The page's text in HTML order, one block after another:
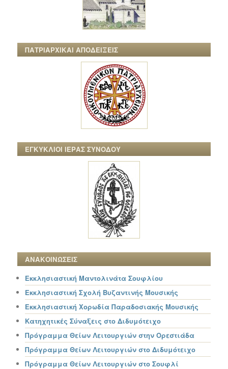
ΠΑΤΡΙΑΡΧΙΚΑΙ ΑΠΟΔΕΙΞΕΙΣ
ΕΓΚΥΚΛΙΟΙ ΙΕΡΑΣ ΣΥΝΟΔΟΥ
ΑΝΑΚΟΙΝΩΣΕΙΣ
Εκκλησιαστική Μαντολινάτα Σουφλίου
Εκκλησιαστική Σχολή Βυζαντινής Μουσικής
Εκκλησιαστική Χορωδία Παραδοσιακής Μουσικής
Κατηχητικές Σύναξεις στο Διδυμότειχο
Πρόγραμμα Θείων Λειτουργιών στην Ορεστιάδα
Πρόγραμμα Θείων Λειτουργιών στο Διδυμότειχο
Πρόγραμμα Θείων Λειτουργιών στο Σουφλί